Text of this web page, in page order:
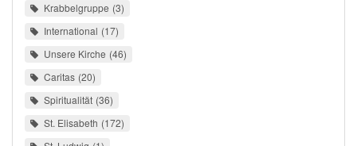
Krabbelgruppe 3
International 17
Unsere Kirche 46
Caritas 20
Spiritualität 36
St. Elisabeth 172